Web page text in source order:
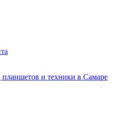
планшетов и техники в Самаре